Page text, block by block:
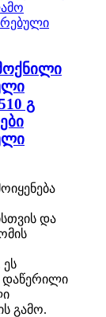
გ
და
დაწერილი
გამო.